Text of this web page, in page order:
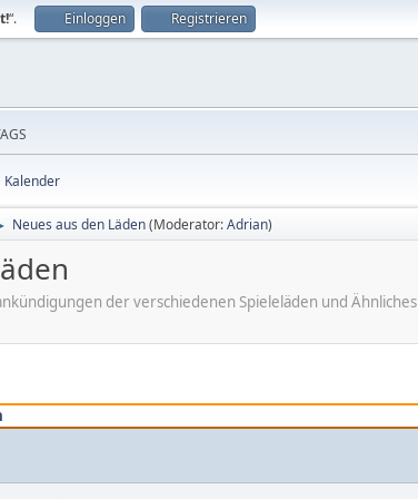
“. Einloggen Registrieren
Kalender
Neues aus den Läden(Moderator:Adrian)
der verschiedenen Spieleläden und Ähnliches